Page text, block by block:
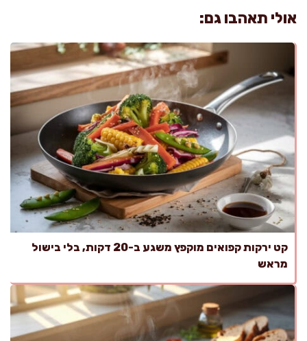
אולי תאהבו גם:
קט ירקות קפואים מוקפץ משגע ב-20 דקות, בלי בישול
מראש